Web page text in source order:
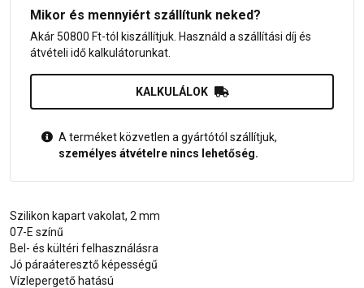
Mikor és mennyiért szállítunk neked?
Akár 50800 Ft-tól kiszállítjuk. Használd a szállítási díj és
átvételi idő kalkulátorunkat.
KALKULÁLOK
A terméket közvetlen a gyártótól szállítjuk,
személyes átvételre nincs lehetőség.
Szilikon kapart vakolat, 2 mm
07-E színű
Bel- és kültéri felhasználásra
Jó páraáteresztő képességű
Vízlepergető hatású